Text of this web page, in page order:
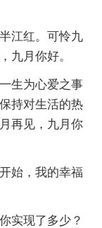
江红。可怜九
九月你好。
生为心爱之事
持对生活的热
再见，九月你
始，我的幸福
实现了多少？